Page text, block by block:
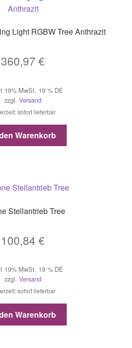
Light RGBW Tree Anthrazit
360,97 €
19% MwSt. 19 % DE
zzgl. Versand
sofort lieferbar
Warenkorb
Stellantrieb Tree
100,84 €
19% MwSt. 19 % DE
zzgl. Versand
sofort lieferbar
Warenkorb